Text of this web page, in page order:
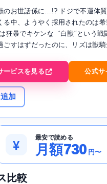
のお世話係に…!? ドジで不運体
中、ようやく採用されたのは
狂暴でキケンな゛白獣″という
ごすはずだったのに、リズは獣
ービスを見る 公式サ
加
¥
最安で読める
月額730 円〜
比較